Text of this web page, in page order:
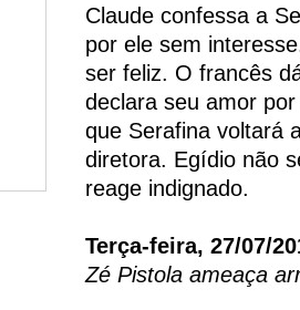
Claude confessa a
por ele sem
ser feliz. O francês
declara seu amor
que Serafina voltará
diretora. Egídio não
reage indignado.
Terça-feira, 27/07/
Zé Pistola ameaça